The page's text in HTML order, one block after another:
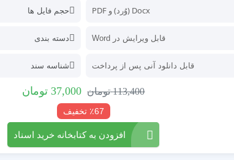
Docx (وُرد) و PDF حجم فایل ها
قابل ویرایش در Word دسته بندی
قابل دانلود آنی پس از پرداخت شناسه سند
113,400 تومان 37,000 تومان
٪67 تخفیف
افزودن به کتابخانه خرید اسناد